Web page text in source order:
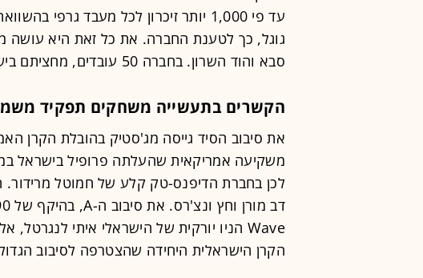
גוגל, כך לטענת החברה. את כל זאת היא עושה
סבא והוד השרון. בחברה 50 עובדים, מחציתם בישראל.
הקשרים בתעשייה משחקים תפקיד
משקיעה אמריקאית שהעלתה פרופיל בישראל
לכן בחברת הדיפנס-טק קלע של חמוטל מרידור.
הקרן הישראלית היחידה שהצטרפה לסיבוב